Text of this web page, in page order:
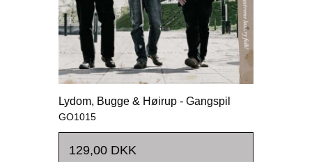
Lydom, Bugge & Høirup - Gangspil
GO1015
129,00 DKK